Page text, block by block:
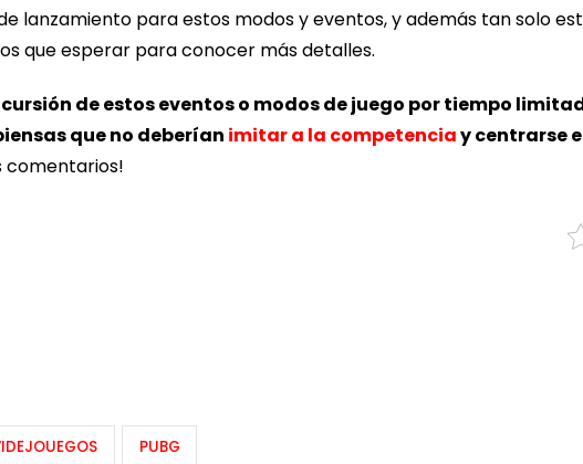
lanzamiento para estos modos y eventos, y además tan solo
que esperar para conocer más detalles.
de estos eventos o modos de juego por tiempo
que no deberían imitar a la competenciay centrarse
comentarios!
PUBG